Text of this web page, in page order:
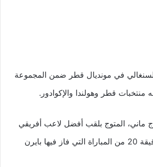
في مونديال قطر ضمن المجموعة
منتخبات قطر وهولندا والإكوادور.
ماني، المتوج بلقب أفضل لاعب أفريقي
خلال العام، في الدقيقة 20 من المباراة التي فاز فيها بايرن